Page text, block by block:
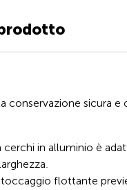
conservazione sicura e
in alluminio è
flottante